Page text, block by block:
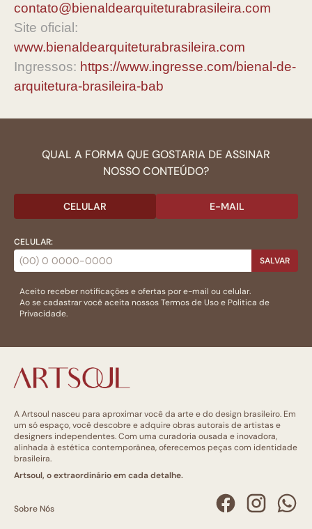
contato@bienaldearquiteturabrasileira.com
Site oficial:
www.bienaldearquiteturabrasileira.com
Ingressos: https://www.ingresse.com/bienal-de-
arquitetura-brasileira-bab
QUAL A FORMA QUE GOSTARIA DE ASSINAR
NOSSO CONTEÚDO?
CELULAR E-MAIL
CELULAR:
SALVAR
Aceito receber notificações e ofertas por e-mail ou celular.
Ao se cadastrar você aceita nossosTermos de Usoe Politica de
Privacidade.
A Artsoul nasceu para aproximar você da arte e do design brasileiro. Em
um só espaço, você descobre e adquire obras autorais de artistas e
designers independentes. Com uma curadoria ousada e inovadora,
alinhada à estética contemporânea, oferecemos peças com identidade
brasileira.
Artsoul, o extraordinário em cada detalhe.
Sobre Nós